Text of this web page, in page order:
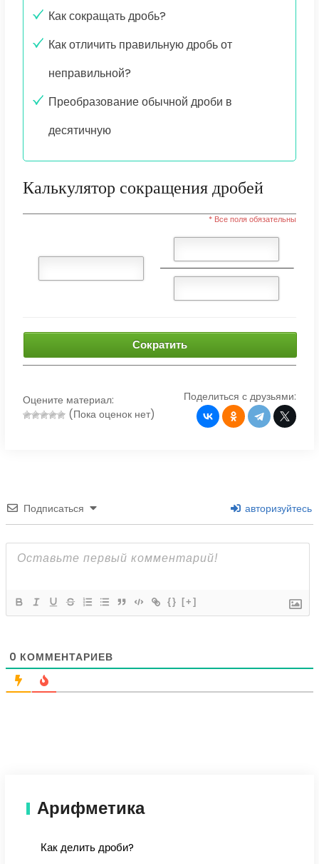
Как сокращать дробь?
Как отличить правильную дробь от
неправильной?
Преобразование обычной дроби в
десятичную
Калькулятор сокращения дробей
* Все поля обязательны
Сократить
Оцените материал:
(Пока оценок нет)
Поделиться с друзьями:
Подписаться авторизуйтесь
{} [+]
0 КОММЕНТАРИЕВ
Арифметика
Как делить дроби?